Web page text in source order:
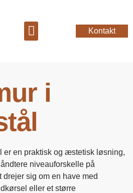
Kontakt
i
er en praktisk og æstetisk løsning,
niveauforskelle på
sig om en have med
eller et større